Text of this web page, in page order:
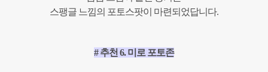
스팽글 느낌의 포토스팟이 마련되었답니다.
# 추천 6. 미로 포토존